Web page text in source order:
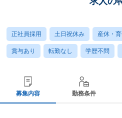
正社員採用 土日祝休み 産休・
賞与あり 転勤なし 学歴不問
募集内容 勤務条件